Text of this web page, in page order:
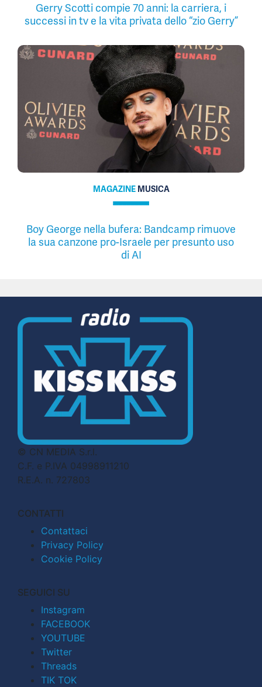
Gerry Scotti compie 70 anni: la carriera, i
successi in tv e la vita privata dello “zio Gerry”
MAGAZINE MUSICA
Boy George nella bufera: Bandcamp rimuove
la sua canzone pro-Israele per presunto uso
di AI
© CN MEDIA S.r.l.
C.F. e P.IVA 04998911210
R.E.A. n. 727803
CONTATTI
Contattaci
Privacy Policy
Cookie Policy
SEGUICI SU
Instagram
FACEBOOK
YOUTUBE
Twitter
Threads
TIK TOK